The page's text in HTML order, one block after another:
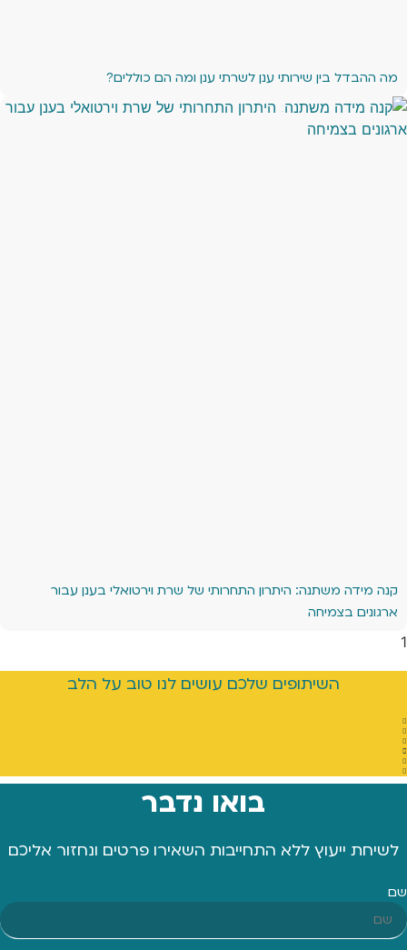
מה ההבדל בין שירותי ענן לשרתי ענן ומה הם כוללים?
קנה מידה משתנה: היתרון התחרותי של שרת וירטואלי בענן עבור
ארגונים בצמיחה
השיתופים שלכם עושים לנו טוב על הלב
בואו נדבר
לשיחת ייעוץ ללא התחייבות השאירו פרטים ונחזור אליכם
שם